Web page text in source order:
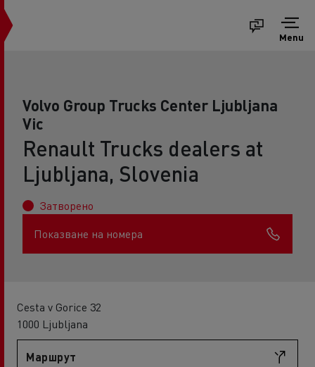
Menu
Volvo Group Trucks Center Ljubljana
Vic
Renault Trucks dealers at
Ljubljana, Slovenia
Затворено
Показване на номера
Cesta v Gorice 32
1000 Ljubljana
Маршрут